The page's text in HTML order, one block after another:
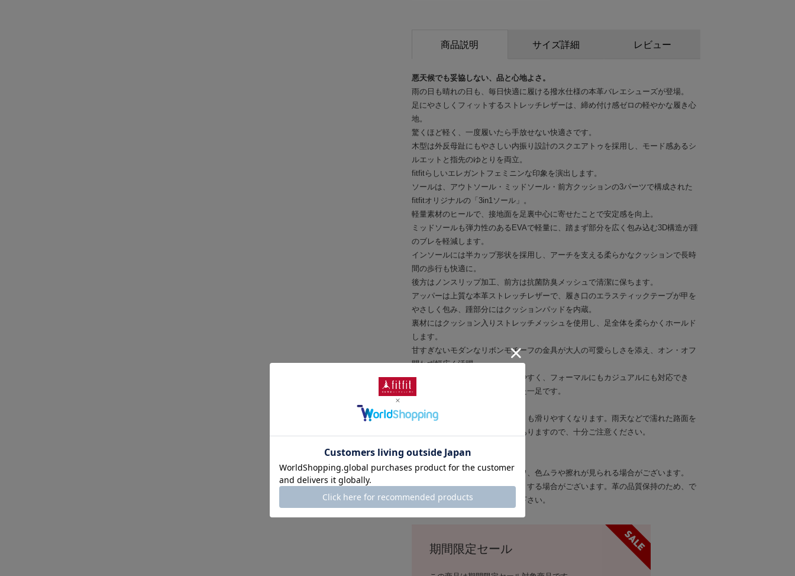
商品説明 サイズ詳細 レビュー
悪天候でも妥協しない、品と心地よさ。
雨の日も晴れの日も、毎日快適に履ける撥水仕様の本革バレエシューズが登場。
足にやさしくフィットするストレッチレザーは、締め付け感ゼロの軽やかな履き心
地。
驚くほど軽く、一度履いたら手放せない快適さです。
木型は外反母趾にもやさしい内振り設計のスクエアトゥを採用し、モード感あるシ
ルエットと指先のゆとりを両立。
fitfitらしいエレガントフェミニンな印象を演出します。
ソールは、アウトソール・ミッドソール・前方クッションの3パーツで構成された
fitfitオリジナルの「3in1ソール」。
軽量素材のヒールで、接地面を足裏中心に寄せたことで安定感を向上。
ミッドソールも弾力性のあるEVAで軽量に、踏まず部分を広く包み込む3D構造が踵
のブレを軽減します。
インソールには半カップ形状を採用し、アーチを支える柔らかなクッションで長時
間の歩行も快適に。
後方はノンスリップ加工、前方は抗菌防臭メッシュで清潔に保ちます。
アッパーは上質な本革ストレッチレザーで、履き口のエラスティックテープが甲を
やさしく包み、踵部分にはクッションパッドを内蔵。
裏材にはクッション入りストレッチメッシュを使用し、足全体を柔らかくホールド
します。
甘すぎないモダンなリボンモチーフの金具が大人の可愛らしさを添え、オン・オフ
問わず幅広く活躍。
パンツにもスカートにも合わせやすく、フォーマルにもカジュアルにも対応でき
る、上質感と快適さを兼ね備えた一足です。
※濡れた路面では乾いた路面よりも滑りやすくなります。雨天などで濡れた路面を
歩く場合は、転倒などの危険がありますので、十分ご注意ください。
※本革(天然皮革)の商品について
素材の特性上、多少のキズやシワ、色ムラや擦れが見られる場合がございます。
汗や雨などで濡れた場合、色移りする場合がございます。革の品質保持のため、で
きるだけ濡らさないようご注意下さい。
期間限定セール